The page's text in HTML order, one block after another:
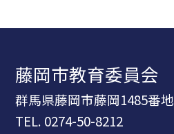
藤岡市教育委員会
群馬県藤岡市藤岡1485番地
TEL. 0274-50-8212